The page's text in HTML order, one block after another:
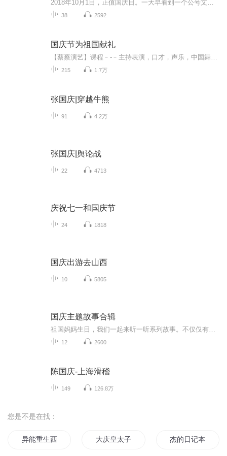
38 2592
国庆节为祖国献礼
215 1.7万
张国庆|穿越牛熊
91 4.2万
张国庆|舆论战
22 4713
庆祝七一和国庆节
24 1818
国庆出游去山西
10 5805
国庆主题故事合辑
12 2600
陈国庆-上海滑稽
149 126.8万
您是不是在找：
异能重生西门庆 大庆皇太子 杰的日记本